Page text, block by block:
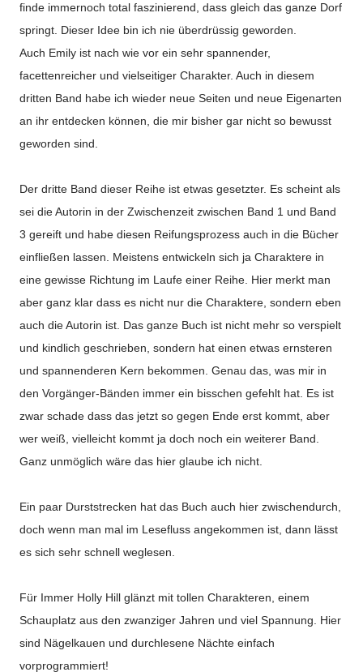
finde immernoch total faszinierend, dass gleich das ganze Dorf
springt. Dieser Idee bin ich nie überdrüssig geworden.
Auch Emily ist nach wie vor ein sehr spannender,
facettenreicher und vielseitiger Charakter. Auch in diesem
dritten Band habe ich wieder neue Seiten und neue Eigenarten
an ihr entdecken können, die mir bisher gar nicht so bewusst
geworden sind.
Der dritte Band dieser Reihe ist etwas gesetzter. Es scheint als
sei die Autorin in der Zwischenzeit zwischen Band 1 und Band
3 gereift und habe diesen Reifungsprozess auch in die Bücher
einfließen lassen. Meistens entwickeln sich ja Charaktere in
eine gewisse Richtung im Laufe einer Reihe. Hier merkt man
aber ganz klar dass es nicht nur die Charaktere, sondern eben
auch die Autorin ist. Das ganze Buch ist nicht mehr so verspielt
und kindlich geschrieben, sondern hat einen etwas ernsteren
und spannenderen Kern bekommen. Genau das, was mir in
den Vorgänger-Bänden immer ein bisschen gefehlt hat. Es ist
zwar schade dass das jetzt so gegen Ende erst kommt, aber
wer weiß, vielleicht kommt ja doch noch ein weiterer Band.
Ganz unmöglich wäre das hier glaube ich nicht.
Ein paar Durststrecken hat das Buch auch hier zwischendurch,
doch wenn man mal im Lesefluss angekommen ist, dann lässt
es sich sehr schnell weglesen.
Für Immer Holly Hill glänzt mit tollen Charakteren, einem
Schauplatz aus den zwanziger Jahren und viel Spannung. Hier
sind Nägelkauen und durchlesene Nächte einfach
vorprogrammiert!